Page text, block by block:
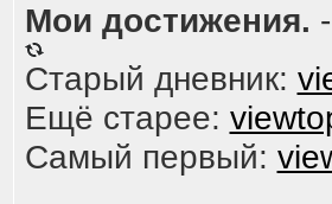
Мои достижения.
Старый дневник:
Ещё старее:
Самый первый: